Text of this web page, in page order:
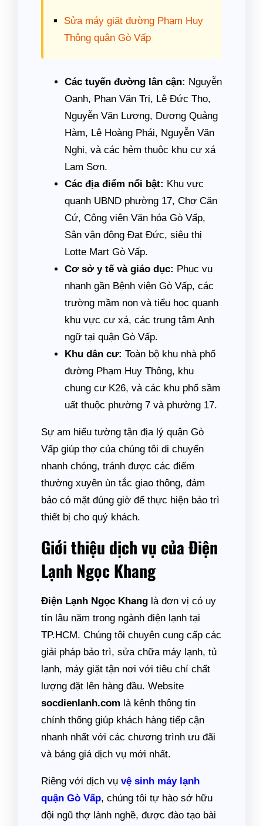
Sửa máy giặt đường Phạm Huy
Thông quận Gò Vấp
Các tuyến đường lân cận: Nguyễn
Oanh, Phan Văn Trị, Lê Đức Thọ,
Nguyễn Văn Lượng, Dương Quảng
Hàm, Lê Hoàng Phái, Nguyễn Văn
Nghi, và các hẻm thuộc khu cư xá
Lam Sơn.
Các địa điểm nổi bật: Khu vực
quanh UBND phường 17, Chợ Căn
Cứ, Công viên Văn hóa Gò Vấp,
Sân vận động Đạt Đức, siêu thị
Lotte Mart Gò Vấp.
Cơ sở y tế và giáo dục: Phục vụ
nhanh gần Bệnh viện Gò Vấp, các
trường mầm non và tiểu học quanh
khu vực cư xá, các trung tâm Anh
ngữ tại quận Gò Vấp.
Khu dân cư: Toàn bộ khu nhà phố
đường Phạm Huy Thông, khu
chung cư K26, và các khu phố sầm
uất thuộc phường 7 và phường 17.
Sự am hiểu tường tận địa lý quận Gò
Vấp giúp thợ của chúng tôi di chuyển
nhanh chóng, tránh được các điểm
thường xuyên ùn tắc giao thông, đảm
bảo có mặt đúng giờ để thực hiện bảo trì
thiết bị cho quý khách.
Giới thiệu dịch vụ của Điện
Lạnh Ngọc Khang
Điện Lạnh Ngọc Khang là đơn vị có uy
tín lâu năm trong ngành điện lạnh tại
TP.HCM. Chúng tôi chuyên cung cấp các
giải pháp bảo trì, sửa chữa máy lạnh, tủ
lạnh, máy giặt tận nơi với tiêu chí chất
lượng đặt lên hàng đầu. Website
socdienlanh.com là kênh thông tin
chính thống giúp khách hàng tiếp cận
nhanh nhất với các chương trình ưu đãi
và bảng giá dịch vụ mới nhất.
Riêng với dịch vụ vệ sinh máy lạnh
quận Gò Vấp, chúng tôi tự hào sở hữu
đội ngũ thợ lành nghề, được đào tạo bài